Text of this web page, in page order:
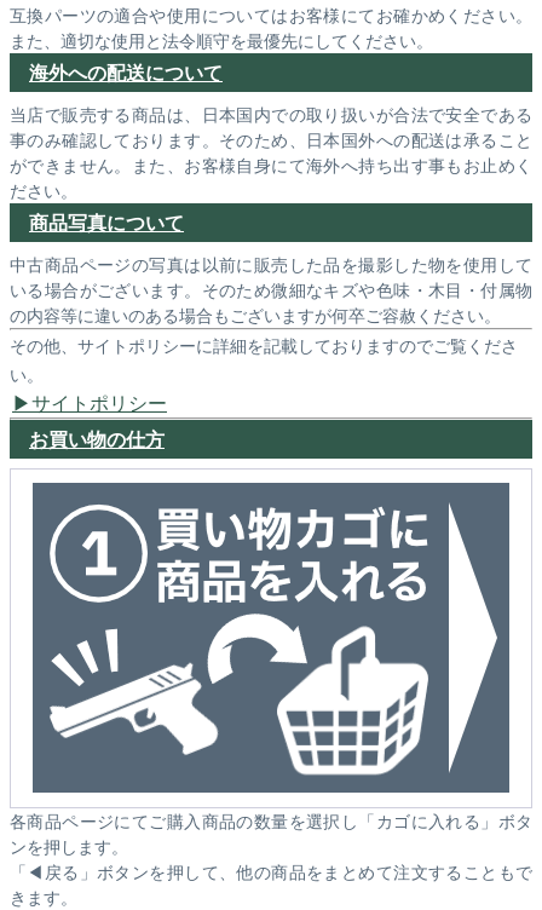
互換パーツの適合や使用についてはお客様にてお確かめください。
また、適切な使用と法令順守を最優先にしてください。
海外への配送について
当店で販売する商品は、日本国内での取り扱いが合法で安全である
事のみ確認しております。そのため、日本国外への配送は承ること
ができません。また、お客様自身にて海外へ持ち出す事もお止めく
ださい。
商品写真について
中古商品ページの写真は以前に販売した品を撮影した物を使用して
いる場合がございます。そのため微細なキズや色味・木目・付属物
の内容等に違いのある場合もございますが何卒ご容赦ください。
その他、サイトポリシーに詳細を記載しておりますのでご覧くださ
い。
サイトポリシー
お買い物の仕方
各商品ページにてご購入商品の数量を選択し「カゴに入れる」ボタ
ンを押します。
「◀戻る」ボタンを押して、他の商品をまとめて注文することもで
きます。